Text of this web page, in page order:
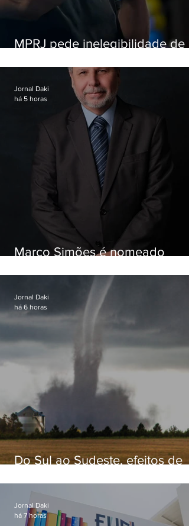
MPRJ pede inelegibilidade de
Marco Simões é nomeado
Jornal Daki
há 5 horas
Do Sul ao Sudeste, efeitos de
apreensão na população
Jornal Daki
há 6 horas
Jornal Daki
há 7 horas